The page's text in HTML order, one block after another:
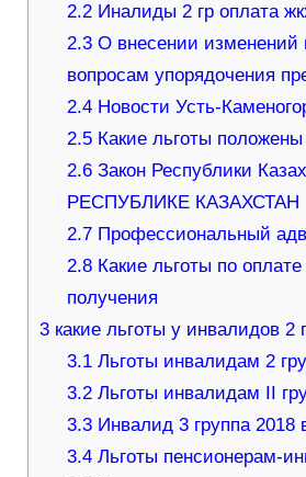
2.2 Иналиды 2 гр оплата
2.3 О внесении изменений
вопросам упорядочения
2.4 Новости Усть-
2.5 Какие льготы
2.6 Закон Республики
РЕСПУБЛИКЕ КАЗАХСТАН
2.7 Профессиональный
2.8 Какие льготы по
получения
3какие льготы у инвалидов 2
3.1 Льготы инвалидам 2
3.2 Льготы инвалидам II
3.3 Инвалид 3 группа 2018
3.4 Льготы пенсионерам-